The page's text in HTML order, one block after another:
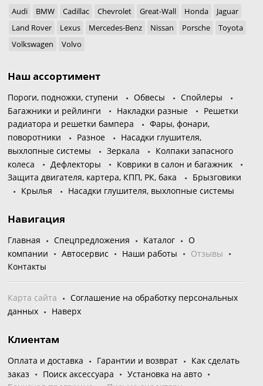
Audi BMW Cadillac Chevrolet Great-Wall Honda
Jaguar
Land Rover
Lexus Mercedes-Benz Nissan Porsche
Toyota
Volkswagen
Volvo
Наш ассортимент
Пороги, подножки, ступени Обвесы
Спойлеры
Багажники и рейлинги
Накладки разные
Решетки
радиатора и решетки бампера
Фары, фонари,
поворотники
Разное
Насадки глушителя,
выхлопные системы
Зеркала
Колпаки запасного
колеса
Дефлекторы
Коврики в салон и багажник
Защита двигателя, картера, КПП, РК, бака
Брызговики
Крылья
Насадки глушителя, выхлопные системы
Навигация
Главная Спецпредложения Каталог
О
компании
Автосервис Наши работы
Отзывы
Контакты
Карта сайта
Соглашение на обработку персональных
данных
Наверх
Клиентам
Оплата и доставка Гарантии и возврат
Как сделать
заказ
Поиск аксессуара
Установка на авто